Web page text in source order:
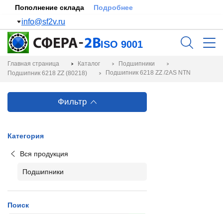
Пополнение склада Подробнее
info@sf2v.ru
ISO 9001
Главная страница Каталог
Подшипники
Подшипник 6218 ZZ (80218)
Подшипник 6218 ZZ /2AS NTN
Фильтр
Категория
Вся продукция
Подшипники
Поиск